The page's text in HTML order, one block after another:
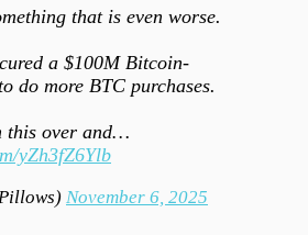
that is even worse.
a $100M Bitcoin-
do more BTC purchases.
this over and…
yZh3fZ6Ylb
November 6, 2025